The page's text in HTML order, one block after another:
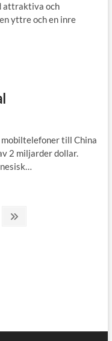
attraktiva och
yttre och en inre
till China
2 miljarder dollar.
Next